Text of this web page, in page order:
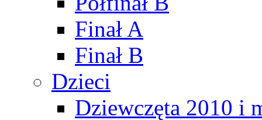
Finał A
Finał B
Dzieci
Dziewczęta 2010 i